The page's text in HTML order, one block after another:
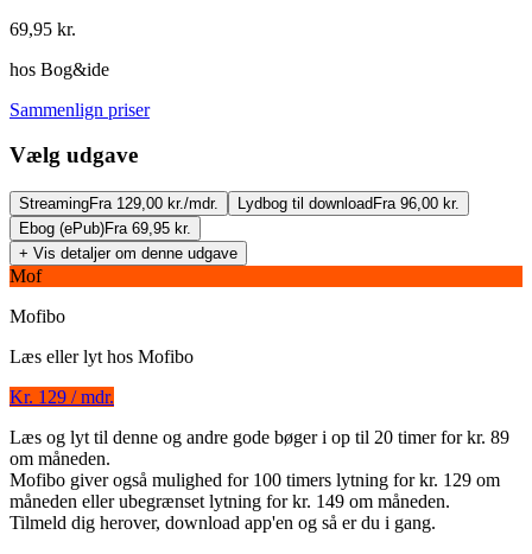
69,95 kr.
hos Bog&ide
Sammenlign priser
Vælg udgave
StreamingFra 129,00 kr./mdr. Lydbog til download Fra 96,00 kr.
Ebog (ePub)Fra 69,95 kr.
+ Vis detaljer om denne udgave
Weiße Spuren
Forfatter:Fredrik Skagen
Oversat af Knut Krüger
Mof
Mofibo
Læs eller lyt hos Mofibo
Kr. 129 / mdr.
Læs og lyt til denne og andre gode bøger i op til 20 timer for kr. 89
om måneden.
Mofibo giver også mulighed for 100 timers lytning for kr. 129 om
måneden eller ubegrænset lytning for kr. 149 om måneden.
Tilmeld dig herover, download app'en og så er du i gang.